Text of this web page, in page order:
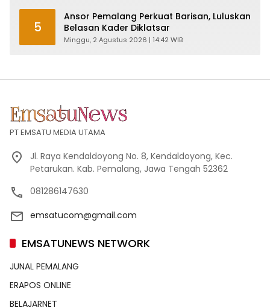
5
Ansor Pemalang Perkuat Barisan, Luluskan
Belasan Kader Diklatsar
Minggu, 2 Agustus 2026 | 14:42 WIB
PT EMSATU MEDIA UTAMA
Jl. Raya Kendaldoyong No. 8, Kendaldoyong, Kec.
Petarukan. Kab. Pemalang, Jawa Tengah 52362
081286147630
emsatucom@gmail.com
EMSATUNEWS NETWORK
JUNAL PEMALANG
ERAPOS ONLINE
BELAJARNET